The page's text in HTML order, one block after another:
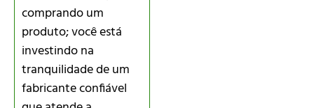
comprando um
produto; você está
investindo na
tranquilidade de um
fabricante confiável